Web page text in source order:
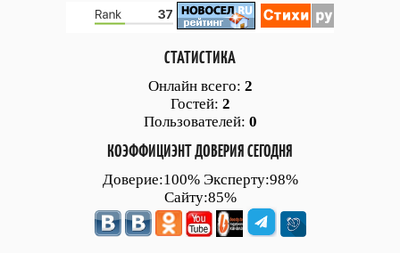
СТАТИСТИКА
Онлайн всего: 2
Гостей: 2
Пользователей: 0
КОЭФФИЦИЭНТ ДОВЕРИЯ СЕГОДНЯ
Доверие:100% Эксперту:98%
Сайту:85%